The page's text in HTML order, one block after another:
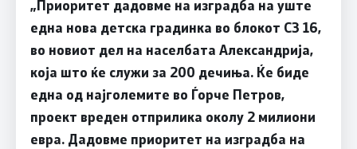
„Приоритет дадовме на изградба на уште
една нова детска градинка во блокот СЗ 16,
во новиот дел на населбата Александрија,
која што ќе служи за 200 дечиња. Ќе биде
една од најголемите во Ѓорче Петров,
проект вреден отприлика околу 2 милиони
евра. Дадовме приоритет на изградба на